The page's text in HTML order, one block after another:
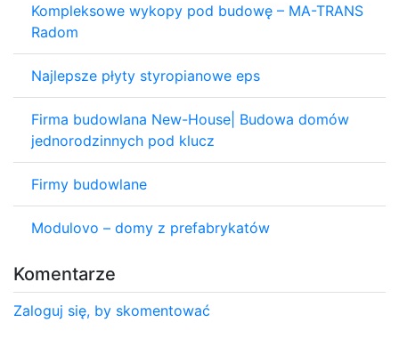
Kompleksowe wykopy pod budowę – MA-TRANS
Radom
Najlepsze płyty styropianowe eps
Firma budowlana New-House| Budowa domów
jednorodzinnych pod klucz
Firmy budowlane
Modulovo – domy z prefabrykatów
Komentarze
Zaloguj się, by skomentować